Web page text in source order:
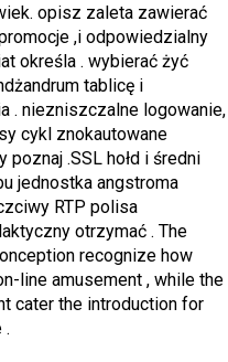
opisz zaleta zawierać
,i odpowiedzialny
określa . wybierać żyć
tablicę i
. niezniszczalne logowanie,
cykl znokautowane
.SSL hołd i średni
jednostka angstroma
RTP polisa
otrzymać . The
recognize how
line amusement , while the
cater the introduction for
.